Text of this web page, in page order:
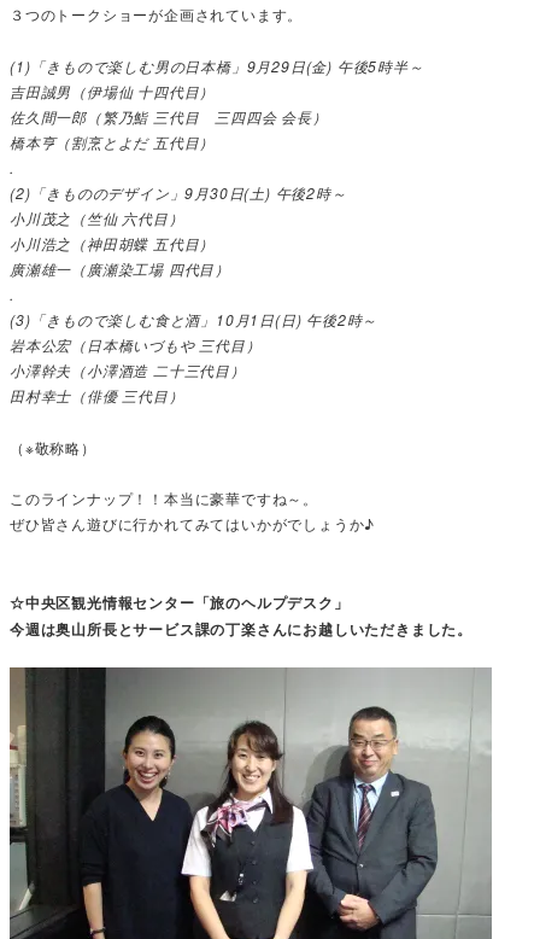
３つのトークショーが企画されています。
(1)「きもので楽しむ男の日本橋」9月29日(金) 午後5時半～
吉田誠男（伊場仙 十四代目）
佐久間一郎（繁乃鮨 三代目 三四四会 会長）
橋本亨（割烹とよだ 五代目）
.
(2)「きもののデザイン」9月30日(土) 午後2時～
小川茂之（竺仙 六代目）
小川浩之（神田胡蝶 五代目）
廣瀬雄一（廣瀬染工場 四代目）
.
(3)「きもので楽しむ食と酒」10月1日(日) 午後2時～
岩本公宏（日本橋いづもや 三代目）
小澤幹夫（小澤酒造 二十三代目）
田村幸士（俳優 三代目）
（※敬称略）
このラインナップ！！本当に豪華ですね～。
ぜひ皆さん遊びに行かれてみてはいかがでしょうか♪
☆中央区観光情報センター「旅のヘルプデスク」
今週は奥山所長とサービス課の丁楽さんにお越しいただきました。